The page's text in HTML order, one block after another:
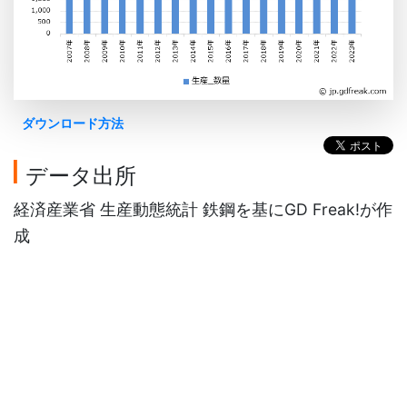
ダウンロード方法
データ出所
経済産業省 生産動態統計 鉄鋼を基にGD Freak!が作
成